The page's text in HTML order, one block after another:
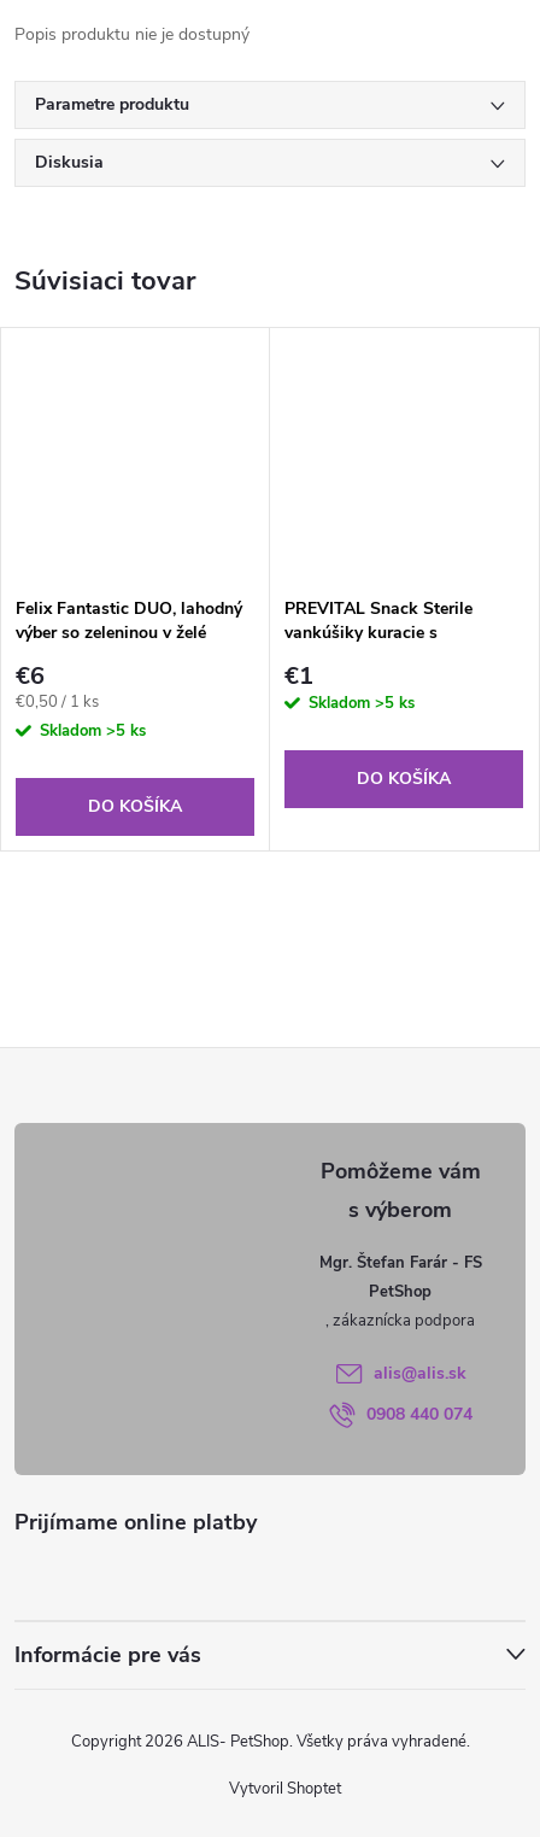
Popis produktu nie je dostupný
Parametre produktu
Diskusia
Súvisiaci tovar
Felix Fantastic DUO, lahodný
výber so zeleninou v želé
€6
Jednotková
cena:
€0,50 / 1 ks
Skladom >5 ks
DO KOŠÍKA
PREVITAL Snack Sterile
vankúšiky kuracie s
€1
Skladom >5 ks
DO KOŠÍKA
á
Mgr. Štefan Farár - FS
PetShop
alis@alis.sk
0908 440 074
Prijímame online platby
Informácie pre vás
Vytvoril Shoptet
Copyright 2026 ALIS- PetShop. Všetky práva vyhradené.